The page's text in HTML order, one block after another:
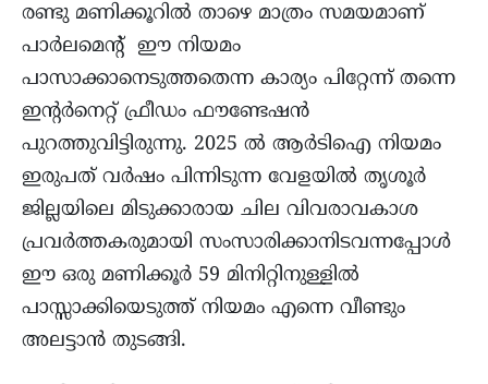
രണ്ടു മണിക്കൂറില്‍ താഴെ മാത്രം സമയമാണ്
പാർലമെൻ്റ് ഈ നിയമം
പാസാക്കാനെടുത്തതെന്ന കാര്യം പിറ്റേന്ന് തന്നെ
ഇൻ്റർനെറ്റ് ഫ്രീഡം ഫൗണ്ടേഷന്‍
പുറത്തുവിട്ടിരുന്നു. 2025 ൽ ആർടിഐ നിയമം
ഇരുപത് വർഷം പിന്നിടുന്ന വേളയില്‍ തൃശൂർ
ജില്ലയിലെ മിടുക്കാരായ ചില വിവരാവകാശ
പ്രവര്‍ത്തകരുമായി സംസാരിക്കാനിടവന്നപ്പോള്‍
ഈ ഒരു മണിക്കൂർ 59 മിനിറ്റിനുള്ളില്‍
പാസ്സാക്കിയെടുത്ത് നിയമം എന്നെ വീണ്ടും
അലട്ടാൻ തുടങ്ങി.